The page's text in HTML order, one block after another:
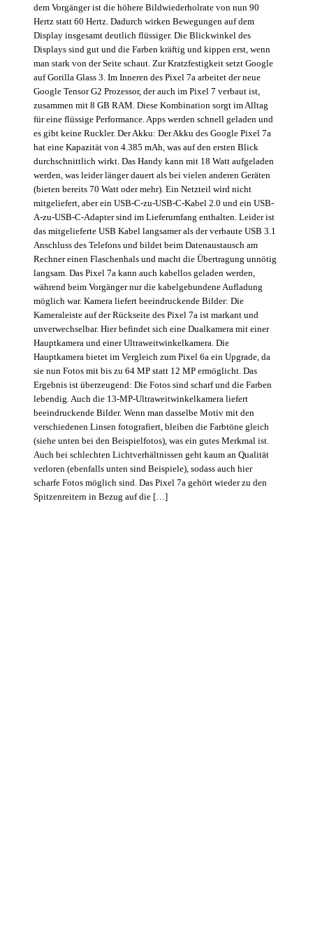
dem Vorgänger ist die höhere Bildwiederholrate von nun 90
Hertz statt 60 Hertz. Dadurch wirken Bewegungen auf dem
Display insgesamt deutlich flüssiger. Die Blickwinkel des
Displays sind gut und die Farben kräftig und kippen erst, wenn
man stark von der Seite schaut. Zur Kratzfestigkeit setzt Google
auf Gorilla Glass 3. Im Inneren des Pixel 7a arbeitet der neue
Google Tensor G2 Prozessor, der auch im Pixel 7 verbaut ist,
zusammen mit 8 GB RAM. Diese Kombination sorgt im Alltag
für eine flüssige Performance. Apps werden schnell geladen und
es gibt keine Ruckler. Der Akku: Der Akku des Google Pixel 7a
hat eine Kapazität von 4.385 mAh, was auf den ersten Blick
durchschnittlich wirkt. Das Handy kann mit 18 Watt aufgeladen
werden, was leider länger dauert als bei vielen anderen Geräten
(bieten bereits 70 Watt oder mehr). Ein Netzteil wird nicht
mitgeliefert, aber ein USB-C-zu-USB-C-Kabel 2.0 und ein USB-
A-zu-USB-C-Adapter sind im Lieferumfang enthalten. Leider ist
das mitgelieferte USB Kabel langsamer als der verbaute USB 3.1
Anschluss des Telefons und bildet beim Datenaustausch am
Rechner einen Flaschenhals und macht die Übertragung unnötig
langsam. Das Pixel 7a kann auch kabellos geladen werden,
während beim Vorgänger nur die kabelgebundene Aufladung
möglich war. Kamera liefert beeindruckende Bilder: Die
Kameraleiste auf der Rückseite des Pixel 7a ist markant und
unverwechselbar. Hier befindet sich eine Dualkamera mit einer
Hauptkamera und einer Ultraweitwinkelkamera. Die
Hauptkamera bietet im Vergleich zum Pixel 6a ein Upgrade, da
sie nun Fotos mit bis zu 64 MP statt 12 MP ermöglicht. Das
Ergebnis ist überzeugend: Die Fotos sind scharf und die Farben
lebendig. Auch die 13-MP-Ultraweitwinkelkamera liefert
beeindruckende Bilder. Wenn man dasselbe Motiv mit den
verschiedenen Linsen fotografiert, bleiben die Farbtöne gleich
(siehe unten bei den Beispielfotos), was ein gutes Merkmal ist.
Auch bei schlechten Lichtverhältnissen geht kaum an Qualität
verloren (ebenfalls unten sind Beispiele), sodass auch hier
scharfe Fotos möglich sind. Das Pixel 7a gehört wieder zu den
Spitzenreitern in Bezug auf die […]